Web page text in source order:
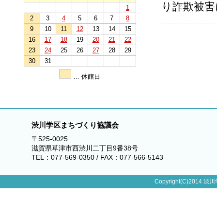
1
2
3 4 5 6 7
8
9
10 11 12 13 14
15
16
17 18 19 20 21
22
23
24 25 26 27 28
29
30
31
… 休館日
り詐欺被
渋川学区まちづくり協議会
〒525-0025
滋賀県草津市西渋川二丁目9番38号
TEL：077-569-0350 / FAX：077-566-5143
Copyright(C)2014 渋川